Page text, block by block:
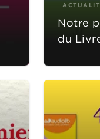
Notre
du